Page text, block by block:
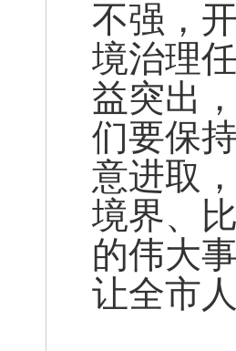
不强，
境治理
益突出
们要保
意进取
境界、
的伟大
让全市